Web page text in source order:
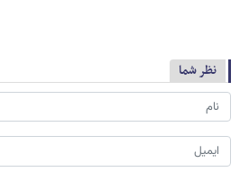
نظر شما